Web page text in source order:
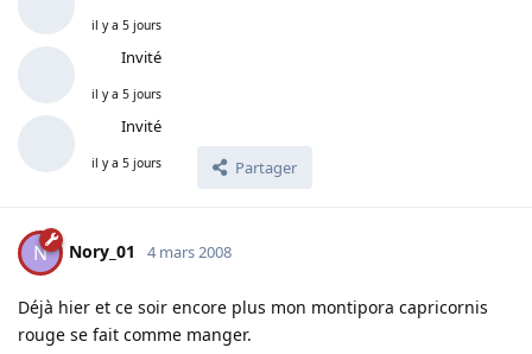
il y a 5 jours
Invité
il y a 5 jours
Invité
il y a 5 jours Partager
N Nory_01 4 mars 2008
Déjà hier et ce soir encore plus mon montipora capricornis
rouge se fait comme manger.